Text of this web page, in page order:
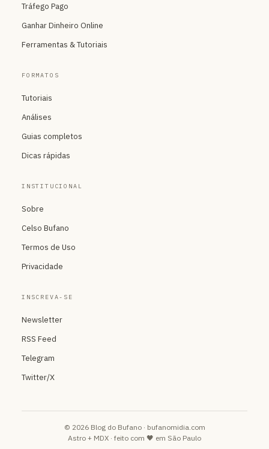
Tráfego Pago
Ganhar Dinheiro Online
Ferramentas & Tutoriais
FORMATOS
Tutoriais
Análises
Guias completos
Dicas rápidas
INSTITUCIONAL
Sobre
Celso Bufano
Termos de Uso
Privacidade
INSCREVA-SE
Newsletter
RSS Feed
Telegram
Twitter/X
© 2026 Blog do Bufano · bufanomidia.com
Astro + MDX · feito com 🖤 em São Paulo